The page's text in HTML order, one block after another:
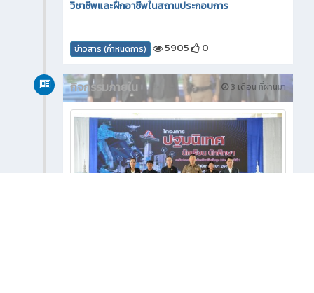
วิชาชีพและฝึกอาชีพในสถานประกอบการ
ข่าวสาร (กำหนดการ) 5905 0
3 เดือน ที่ผ่านมา
กิจกรรมภายใน